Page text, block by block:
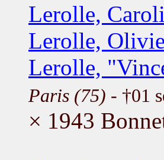
Lerolle,
Lerolle,
Lerolle,
Paris (75) - †01
× 1943